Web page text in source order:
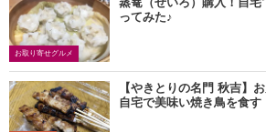
お取り寄せグルメ
ってみた♪
【やきとりの名門 秋吉】
自宅で美味い焼き鳥を食す